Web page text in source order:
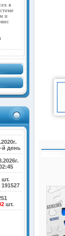
в
и
й день
шт.
шт.